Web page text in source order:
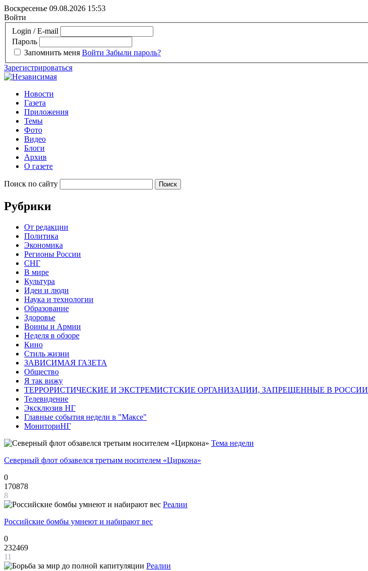
Воскресенье 09.08.2026 15:53
Войти
Login / E-mail
Пароль
Запомнить меня Войти Забыли пароль?
Зарегистрироваться
Новости
Газета
Приложения
Темы
Фото
Видео
Блоги
Архив
О газете
Поиск по сайту
Рубрики
От редакции
Политика
Экономика
Регионы России
СНГ
В мире
Культура
Идеи и люди
Наука и технологии
Образование
Здоровье
Воины и Армии
Неделя в обзоре
Кино
Стиль жизни
ЗАВИСИМАЯ ГАЗЕТА
Общество
Я так вижу
ТЕРРОРИСТИЧЕСКИЕ И ЭКСТРЕМИСТСКИЕ ОРГАНИЗАЦИИ, ЗАПРЕЩЕННЫЕ В РОССИИ
Телевидение
Эксклюзив НГ
Главные события недели в "Максе"
МониториНГ
Тема недели
Северный флот обзавелся третьим носителем «Циркона»
0
170878
8
Реалии
Российские бомбы умнеют и набирают вес
0
232469
11
Реалии